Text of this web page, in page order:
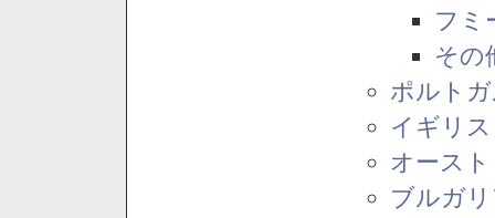
フミ
その
ポルト
イギリス
オース
ブルガ